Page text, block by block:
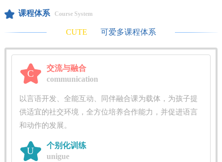
课程体系 Course System
CUTE 可爱多课程体系
C
交流与融合
communication
以言语开发、全能互动、同伴融合课为载体，为孩子提
供适宜的社交环境，全方位培养合作能力，并促进语言
和动作的发展。
U
个别化训练
unigue